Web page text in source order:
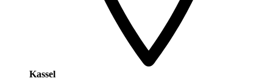
Kassel